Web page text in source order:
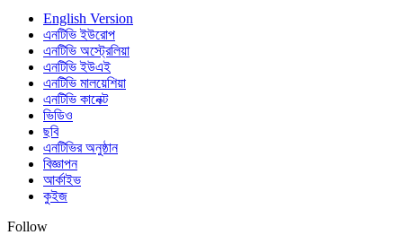
English Version
এনটিভি ইউরোপ
এনটিভি অস্ট্রেলিয়া
এনটিভি ইউএই
এনটিভি মালয়েশিয়া
এনটিভি কানেক্ট
ভিডিও
ছবি
এনটিভির অনুষ্ঠান
বিজ্ঞাপন
আর্কাইভ
কুইজ
Follow